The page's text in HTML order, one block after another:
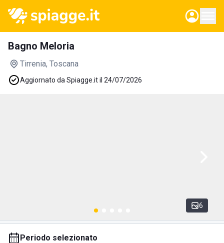
Bagno Meloria
Tirrenia, Toscana
Aggiornato da Spiagge.it il 24/07/2026
6
Periodo selezionato